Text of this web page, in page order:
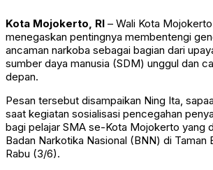
Kota Mojokerto, RI – Wali Kota
menegaskan pentingnya membentengi
ancaman narkoba sebagai bagian dari
sumber daya manusia (SDM) unggul dan
depan.
Pesan tersebut disampaikan Ning Ita,
saat kegiatan sosialisasi pencegahan
bagi pelajar SMA se-Kota Mojokerto yang
Badan Narkotika Nasional (BNN) di Taman
Rabu (3/6).